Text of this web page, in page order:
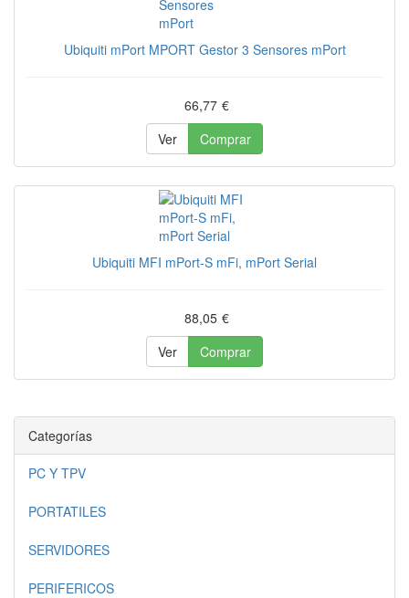
Ubiquiti mPort MPORT Gestor 3 Sensores mPort
66,77 €
Ver
Comprar
Ubiquiti MFI mPort-S mFi, mPort Serial
88,05 €
Ver
Comprar
Categorías
PC Y TPV
PORTATILES
SERVIDORES
PERIFERICOS